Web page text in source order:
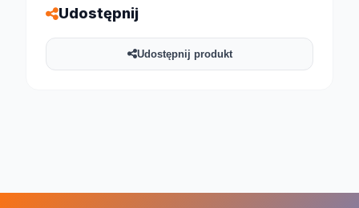
Udostępnij
Udostępnij produkt